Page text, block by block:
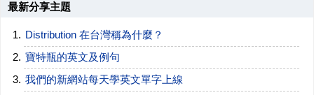
最新分享主題
Distribution 在台灣稱為什麼？
寶特瓶的英文及例句
我們的新網站每天學英文單字上線